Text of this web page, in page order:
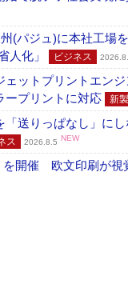
(パジュ)に本社工
人化」
ビジネス
ットプリントエン
ープリントに対応
新
送りっぱなし」に
ス 2026.8.5 NEW
開催 欧文印刷が視